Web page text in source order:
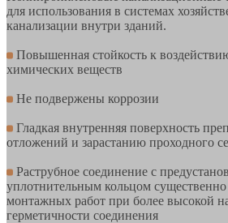
для использования в системах
канализации внутри зданий.
Повышенная стойкость к
химических веществ
Не подвержены коррозии
Гладкая внутренняя поверхность
отложений и зарастанию проходного
Раструбное соединение с
уплотнительным кольцом
монтажных работ при более высокой
герметичности соединения